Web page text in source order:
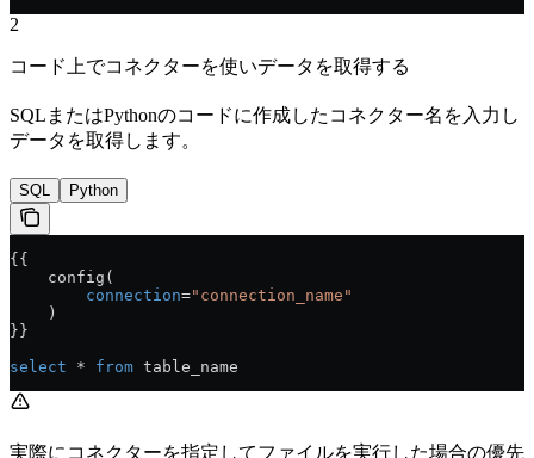
2
コード上でコネクターを使いデータを取得する
SQLまたはPythonのコードに作成したコネクター名を入力し
データを取得します。
SQL Python
{{
    config(
        connection
="connection_name"
    )
}}
select * from table_name
実際にコネクターを指定してファイルを実行した場合の優先